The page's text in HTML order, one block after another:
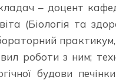
– доцент
(Біологія та
практикум,
роботи з ним;
будови